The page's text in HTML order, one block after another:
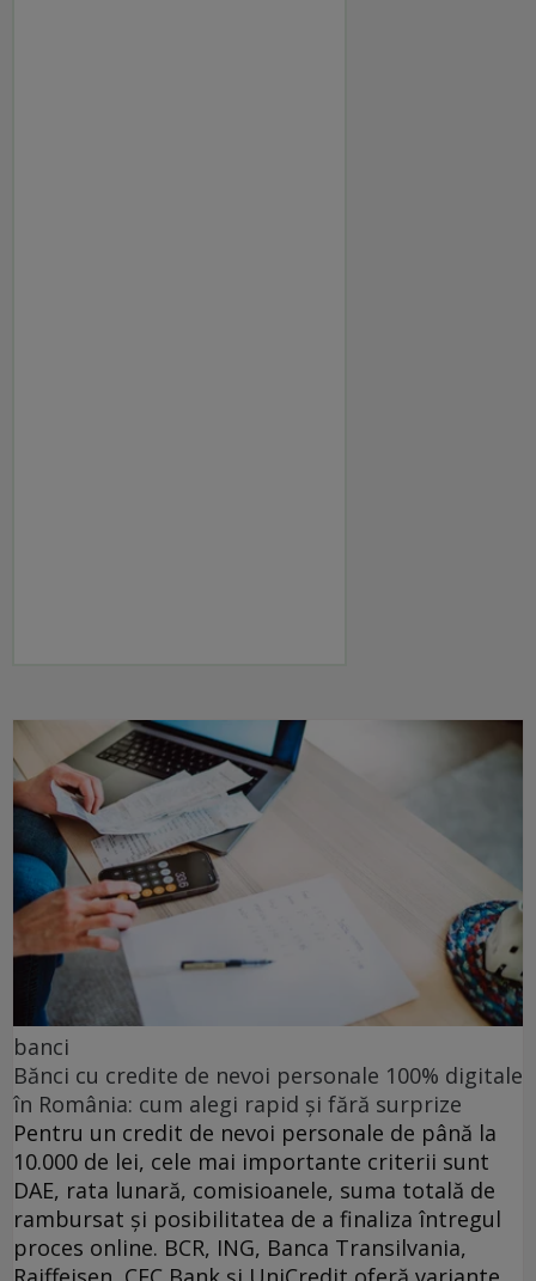
banci
Bănci cu credite de nevoi personale 100% digitale
în România: cum alegi rapid și fără surprize
Pentru un credit de nevoi personale de până la
10.000 de lei, cele mai importante criterii sunt
DAE, rata lunară, comisioanele, suma totală de
rambursat și posibilitatea de a finaliza întregul
proces online. BCR, ING, Banca Transilvania,